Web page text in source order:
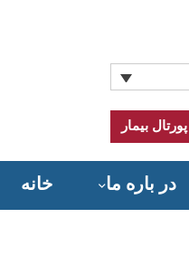
پورتال بیمار
خانه در باره ما